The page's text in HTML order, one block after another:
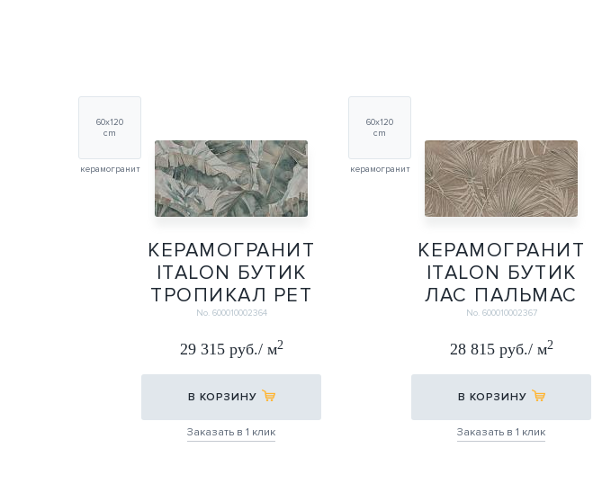
60x120
cm
керамогранит
КЕРАМОГРАНИТ
ITALON БУТИК
ТРОПИКАЛ РЕТ
60Х120
60X120
No. 600010002364
29 315 руб./ м2
В КОРЗИНУ
Заказать в 1 клик
60x120
cm
керамогранит
КЕРАМОГРАНИТ
ITALON БУТИК
ЛАС ПАЛЬМАС
РЕТ 60Х120
60X120
No. 600010002367
28 815 руб./ м2
В КОРЗИНУ
Заказать в 1 клик